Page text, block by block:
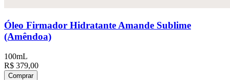
Óleo Firmador Hidratante Amande Sublime
(Amêndoa)
100mL
R$ 379,00
Comprar